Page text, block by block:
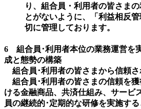
り、組合員・利用者の皆さま
とがないように、「利益相反
切に管理しております。
6 組合員･利用者本位の業務運営を
成と態勢の構築
組合員･利用者の皆さまから信頼
組合員･利用者の皆さまの信頼を
ける金融商品、共済仕組み、サービ
員の継続的･定期的な研修を実施す